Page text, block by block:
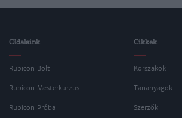
Oldalaink
Rubicon Bolt
Rubicon Mesterkurzus
Rubicon Próba
Cikkek
Korszakok
Tananyagok
Szerzők